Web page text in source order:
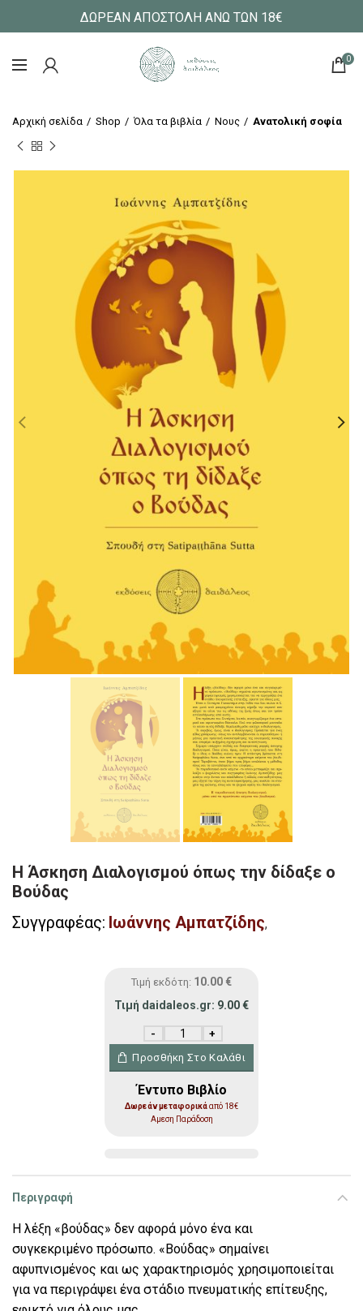
ΔΩΡΕΑΝ ΑΠΟΣΤΟΛΗ ΑΝΩ ΤΩΝ 18€
0
Αρχική σελίδα Shop Όλα τα βιβλία Νους Ανατολική σοφία
Η Άσκηση Διαλογισμού όπως την δίδαξε ο
Βούδας
Συγγραφέας: Ιωάννης Αμπατζίδης,
Τιμή εκδότη: 10.00 €
Τιμή daidaleos.gr: 9.00€
Η Άσκηση Διαλογισμού όπως την δίδαξε
Προσθήκη Στο Καλάθι
Έντυπο Βιβλίο
Δωρεάν μεταφορικάαπό 18€
Αμεση Παράδοση
Περιγραφή
Η λέξη «βούδας» δεν αφορά μόνο ένα και
συγκεκριμένο πρόσωπο. «Βούδας» σημαίνει
αφυπνισμένος και ως χαρακτηρισμός χρησιμοποιείται
για να περιγράψει ένα στάδιο πνευματικής επίτευξης,